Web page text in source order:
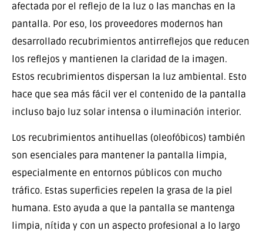
afectada por el reflejo de la luz o las manchas en la
pantalla. Por eso, los proveedores modernos han
desarrollado recubrimientos antirreflejos que reducen
los reflejos y mantienen la claridad de la imagen.
Estos recubrimientos dispersan la luz ambiental. Esto
hace que sea más fácil ver el contenido de la pantalla
incluso bajo luz solar intensa o iluminación interior.
Los recubrimientos antihuellas (oleofóbicos) también
son esenciales para mantener la pantalla limpia,
especialmente en entornos públicos con mucho
tráfico. Estas superficies repelen la grasa de la piel
humana. Esto ayuda a que la pantalla se mantenga
limpia, nítida y con un aspecto profesional a lo largo